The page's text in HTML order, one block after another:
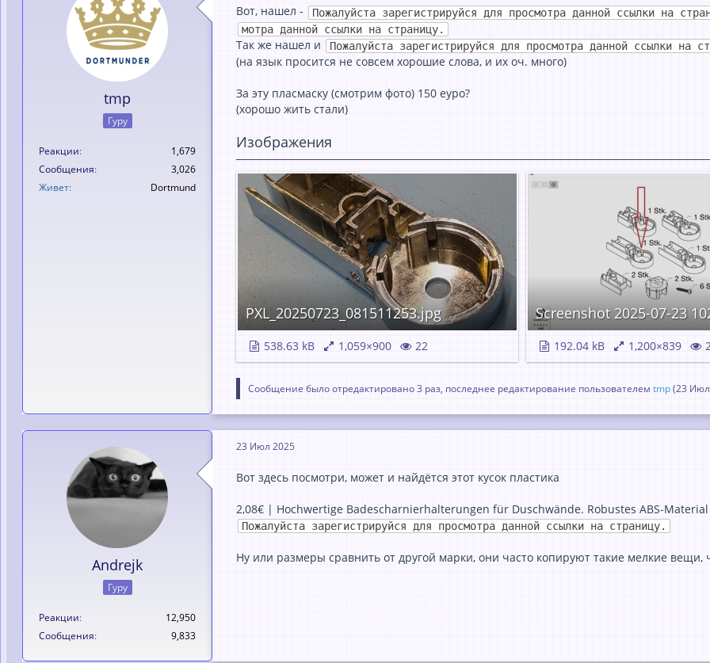
tmp
Гуру
Реакции
1,679
Сообщения
3,026
Живет
Dortmund
Вот, нaшел -
Пожалуйста зарегистрируйся для просмотра данной ссылки на
мотра данной ссылки на страницу.
Тaк же нaшел и Пожалуйста зарегистрируйся для просмотра данной ссылки на
(нa язык просится не совсем хорошие словa, и их оч. много)
Зa эту плaсмaску (смотрим фото) 150 еуро?
(хорошо жить стaли)
Изображения
PXL_20250723_081511253.jpg
538.63 kB 1,059×900 22
Screenshot 2025-07-23
192.04 kB 1,200×839
Сообщение было отредактировано 3 раз, последнее редактирование пользователем tmp(23
Andrejk
Гуру
Реакции
12,950
Сообщения
9,833
23 Июл 2025
Вот здесь посмотри, может и найдётся этот кусок пластика
2,08€ | Hochwertige Badescharnierhalterungen für Duschwände. Robustes ABS-
Пожалуйста зарегистрируйся для просмотра данной ссылки на страницу.
Ну или размеры сравнить от другой марки, они часто копируют такие мелкие